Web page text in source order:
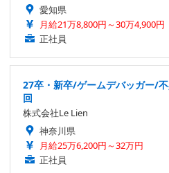
愛知県
月給21万8,800円～30万4,900円
正社員
27卒・新卒/ゲームデバッガー/
回
株式会社Le Lien
神奈川県
月給25万6,200円～32万円
正社員